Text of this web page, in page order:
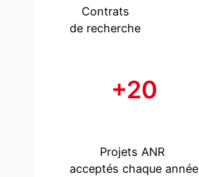
Contrats
de recherche
+20
Projets ANR
acceptés chaque année